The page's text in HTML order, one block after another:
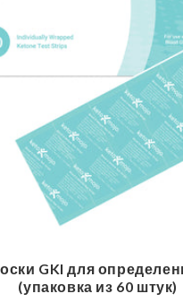
GKI для
(упаковка из 60 штук)